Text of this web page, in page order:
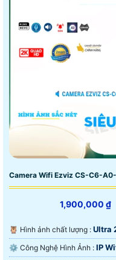
Camera Wifi Ezviz CS-C6-
1,900,000 ₫
🦉 Hình ảnh chất lượng : Ultra
⚙ Công Nghệ Hình Ảnh : IP